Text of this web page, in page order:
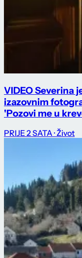
VIDEO Severina
izazovnim
'Pozovi me u
PRIJE 2 SATA · Život